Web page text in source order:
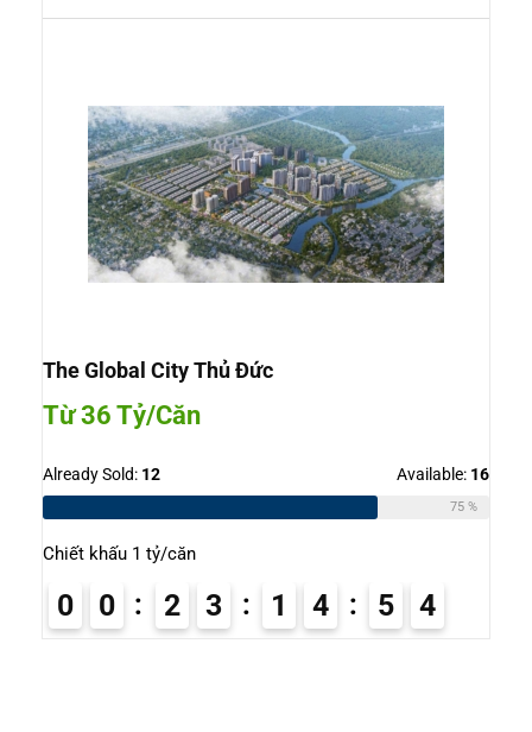
The Global City Thủ Đức
Từ 36 Tỷ/Căn
Already Sold: 12 Available: 16
75 %
Chiết khấu 1 tỷ/căn
0 0 2 3 1 4 5 3
4